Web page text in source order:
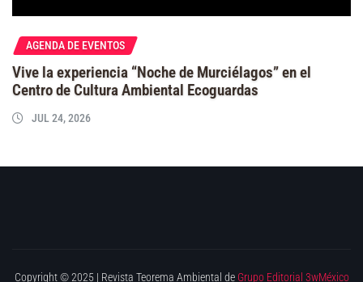
AGENDA DE EVENTOS
Vive la experiencia “Noche de Murciélagos” en el
Centro de Cultura Ambiental Ecoguardas
JUL 24, 2026
Copyright © 2025 | Revista Teorema Ambiental de Grupo Editorial 3wMéxico